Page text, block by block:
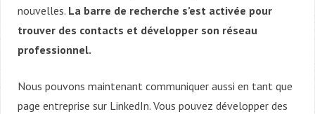
nouvelles. La barre de recherche s’est activée pour
trouver des contacts et développer son réseau
professionnel.
Nous pouvons maintenant communiquer aussi en tant que
page entreprise sur LinkedIn. Vous pouvez développer des